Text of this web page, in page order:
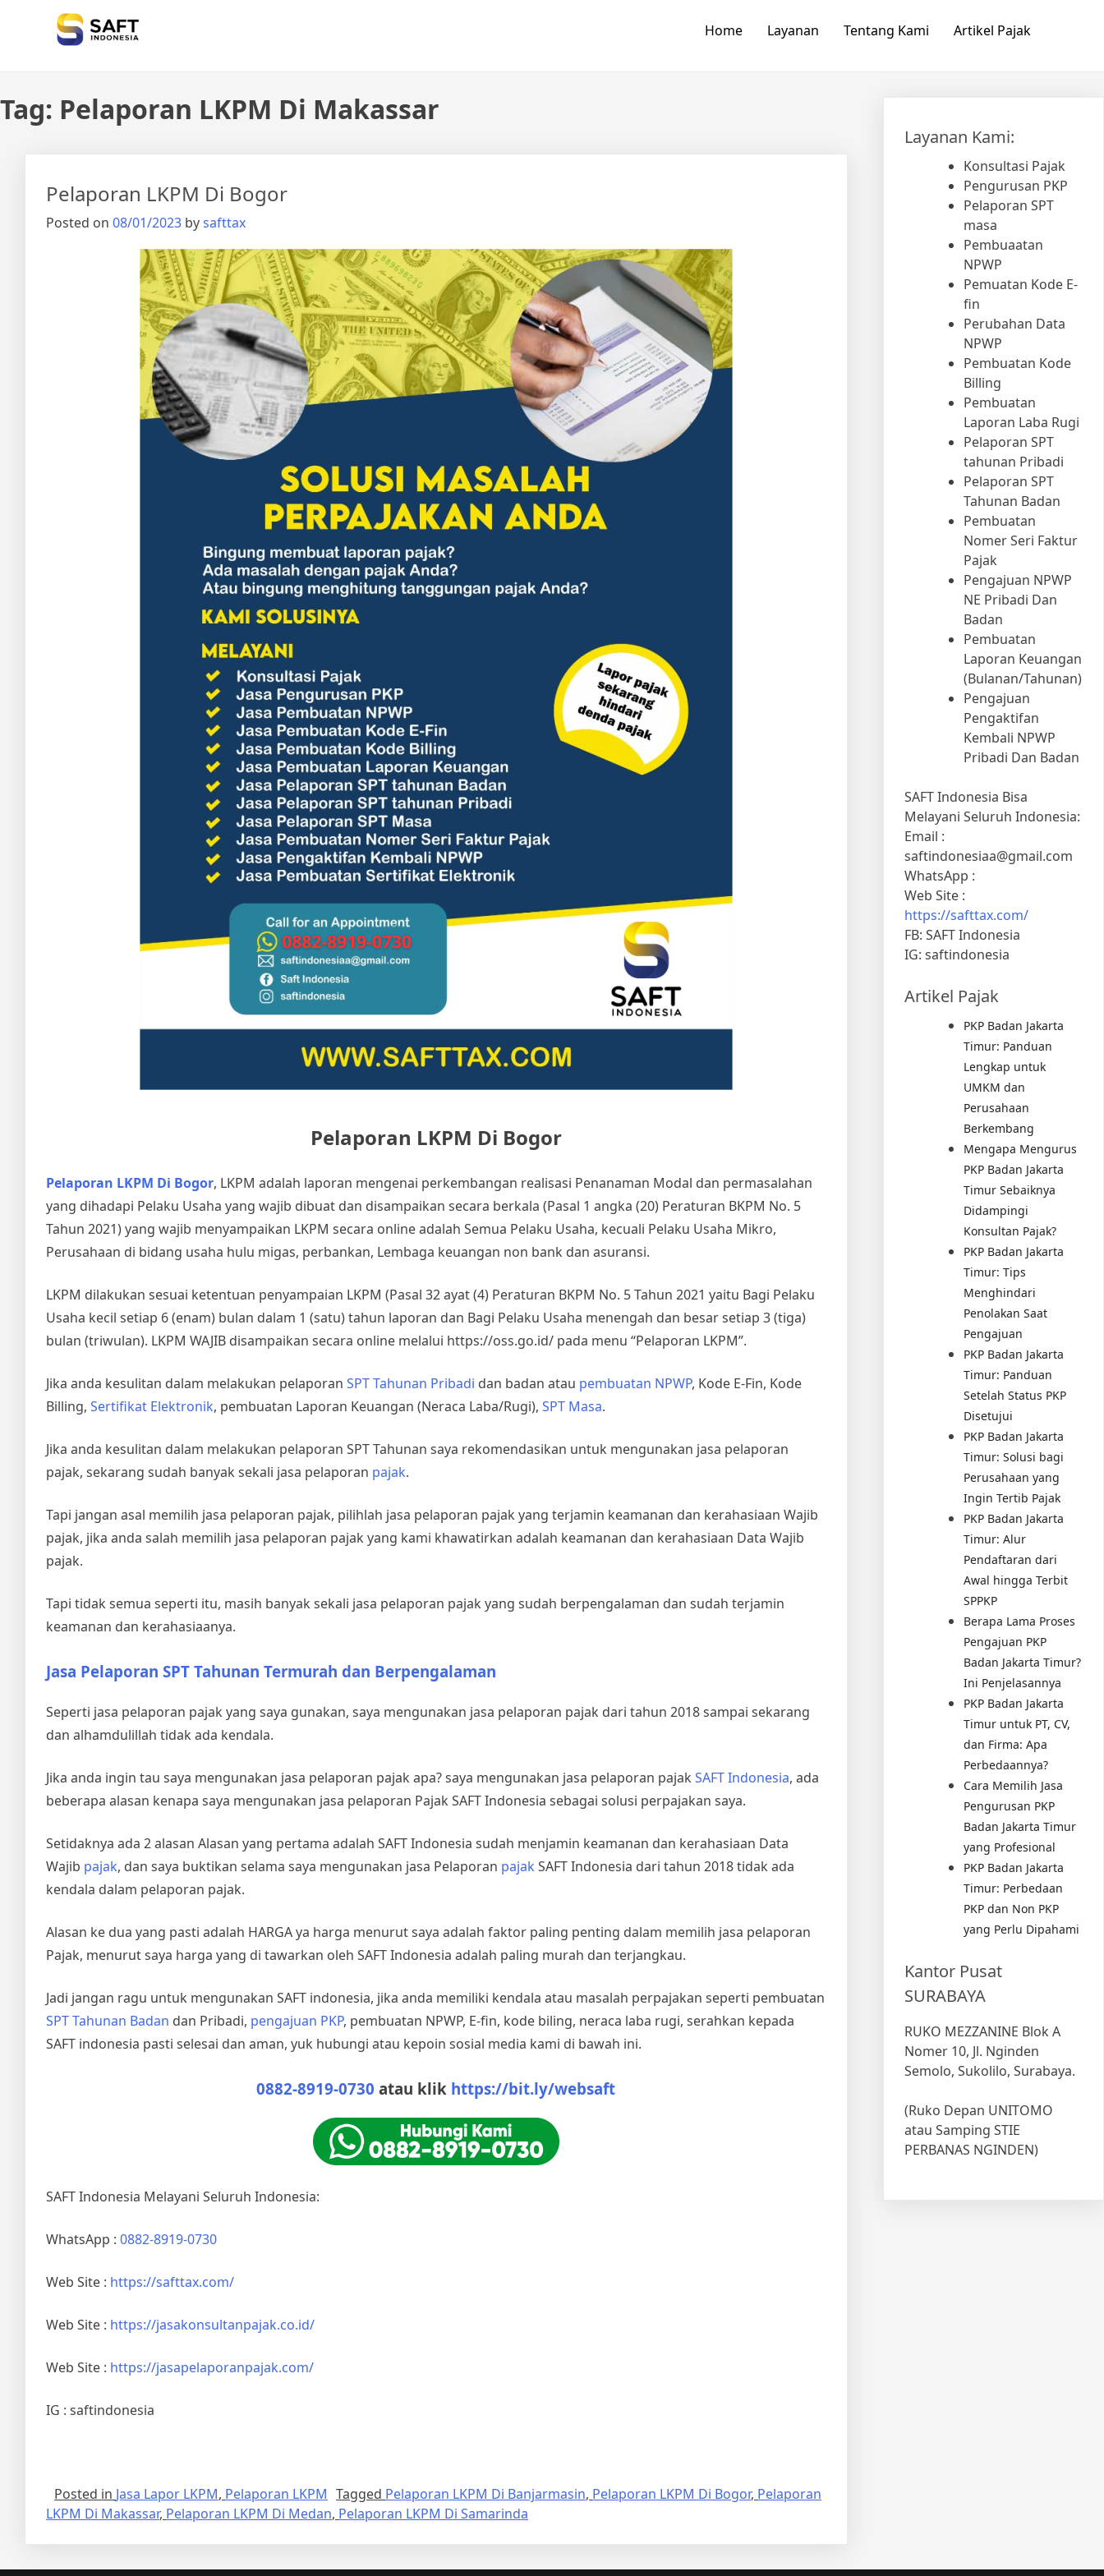
Solisi Perjakan Anda
Home Layanan Tentang Kami Artikel Pajak
Tag: Pelaporan LKPM Di Makassar
Pelaporan LKPM Di Bogor
Posted on 08/01/2023 bysafttax
Pelaporan LKPM Di Bogor
Pelaporan LKPM Di Bogor, LKPM adalah laporan mengenai perkembangan realisasi Penanaman Modal dan permasalahan
yang dihadapi Pelaku Usaha yang wajib dibuat dan disampaikan secara berkala (Pasal 1 angka (20) Peraturan BKPM No. 5
Tahun 2021) yang wajib menyampaikan LKPM secara online adalah Semua Pelaku Usaha, kecuali Pelaku Usaha Mikro,
Perusahaan di bidang usaha hulu migas, perbankan, Lembaga keuangan non bank dan asuransi.
LKPM dilakukan sesuai ketentuan penyampaian LKPM (Pasal 32 ayat (4) Peraturan BKPM No. 5 Tahun 2021 yaitu Bagi Pelaku
Usaha kecil setiap 6 (enam) bulan dalam 1 (satu) tahun laporan dan Bagi Pelaku Usaha menengah dan besar setiap 3 (tiga)
bulan (triwulan). LKPM WAJIB disampaikan secara online melalui https://oss.go.id/ pada menu “Pelaporan LKPM”.
Jika anda kesulitan dalam melakukan pelaporan SPT Tahunan Pribadi dan badan atau pembuatan NPWP, Kode E-Fin, Kode
Billing, Sertifikat Elektronik, pembuatan Laporan Keuangan (Neraca Laba/Rugi), SPT Masa.
Jika anda kesulitan dalam melakukan pelaporan SPT Tahunan saya rekomendasikan untuk mengunakan jasa pelaporan
pajak, sekarang sudah banyak sekali jasa pelaporan pajak.
Tapi jangan asal memilih jasa pelaporan pajak, pilihlah jasa pelaporan pajak yang terjamin keamanan dan kerahasiaan Wajib
pajak, jika anda salah memilih jasa pelaporan pajak yang kami khawatirkan adalah keamanan dan kerahasiaan Data Wajib
pajak.
Tapi tidak semua seperti itu, masih banyak sekali jasa pelaporan pajak yang sudah berpengalaman dan sudah terjamin
keamanan dan kerahasiaanya.
Jasa Pelaporan SPT Tahunan Termurah dan Berpengalaman
Seperti jasa pelaporan pajak yang saya gunakan, saya mengunakan jasa pelaporan pajak dari tahun 2018 sampai sekarang
dan alhamdulillah tidak ada kendala.
Jika anda ingin tau saya mengunakan jasa pelaporan pajak apa? saya mengunakan jasa pelaporan pajak SAFT Indonesia, ada
beberapa alasan kenapa saya mengunakan jasa pelaporan Pajak SAFT Indonesia sebagai solusi perpajakan saya.
Setidaknya ada 2 alasan Alasan yang pertama adalah SAFT Indonesia sudah menjamin keamanan dan kerahasiaan Data
Wajib pajak, dan saya buktikan selama saya mengunakan jasa Pelaporan pajak SAFT Indonesia dari tahun 2018 tidak ada
kendala dalam pelaporan pajak.
Alasan ke dua yang pasti adalah HARGA ya harga menurut saya adalah faktor paling penting dalam memilih jasa pelaporan
Pajak, menurut saya harga yang di tawarkan oleh SAFT Indonesia adalah paling murah dan terjangkau.
Jadi jangan ragu untuk mengunakan SAFT indonesia, jika anda memiliki kendala atau masalah perpajakan seperti pembuatan
SPT Tahunan Badan dan Pribadi, pengajuan PKP, pembuatan NPWP, E-fin, kode biling, neraca laba rugi, serahkan kepada
SAFT indonesia pasti selesai dan aman, yuk hubungi atau kepoin sosial media kami di bawah ini.
0882-8919-0730 atau klik https://bit.ly/websaft
SAFT Indonesia Melayani Seluruh Indonesia:
WhatsApp : 0882-8919-0730
Web Site : https://safttax.com/
Web Site : https://jasakonsultanpajak.co.id/
Web Site : https://jasapelaporanpajak.com/
IG : saftindonesia
Posted in Jasa Lapor LKPM, Pelaporan LKPM Tagged Pelaporan LKPM Di Banjarmasin, Pelaporan LKPM Di Bogor, Pelaporan
LKPM Di Makassar, Pelaporan LKPM Di Medan, Pelaporan LKPM Di Samarinda
Layanan Kami:
Konsultasi Pajak
Pengurusan PKP
Pelaporan SPT
masa
Pembuaatan
NPWP
Pemuatan Kode E-
fin
Perubahan Data
NPWP
Pembuatan Kode
Billing
Pembuatan
Laporan Laba Rugi
Pelaporan SPT
tahunan Pribadi
Pelaporan SPT
Tahunan Badan
Pembuatan
Nomer Seri Faktur
Pajak
Pengajuan NPWP
NE Pribadi Dan
Badan
Pembuatan
Laporan Keuangan
(Bulanan/Tahunan)
Pengajuan
Pengaktifan
Kembali NPWP
Pribadi Dan Badan
SAFT Indonesia Bisa
Melayani Seluruh Indonesia:
Email :
saftindonesiaa@gmail.com
WhatsApp :
Web Site :
https://safttax.com/
FB: SAFT Indonesia
IG: saftindonesia
Artikel Pajak
PKP Badan Jakarta
Timur: Panduan
Lengkap untuk
UMKM dan
Perusahaan
Berkembang
Mengapa Mengurus
PKP Badan Jakarta
Timur Sebaiknya
Didampingi
Konsultan Pajak?
PKP Badan Jakarta
Timur: Tips
Menghindari
Penolakan Saat
Pengajuan
PKP Badan Jakarta
Timur: Panduan
Setelah Status PKP
Disetujui
PKP Badan Jakarta
Timur: Solusi bagi
Perusahaan yang
Ingin Tertib Pajak
PKP Badan Jakarta
Timur: Alur
Pendaftaran dari
Awal hingga Terbit
SPPKP
Berapa Lama Proses
Pengajuan PKP
Badan Jakarta Timur?
Ini Penjelasannya
PKP Badan Jakarta
Timur untuk PT, CV,
dan Firma: Apa
Perbedaannya?
Cara Memilih Jasa
Pengurusan PKP
Badan Jakarta Timur
yang Profesional
PKP Badan Jakarta
Timur: Perbedaan
PKP dan Non PKP
yang Perlu Dipahami
Kantor Pusat
SURABAYA
RUKO MEZZANINE Blok A
Nomer 10, Jl. Nginden
Semolo, Sukolilo, Surabaya.
(Ruko Depan UNITOMO
atau Samping STIE
PERBANAS NGINDEN)